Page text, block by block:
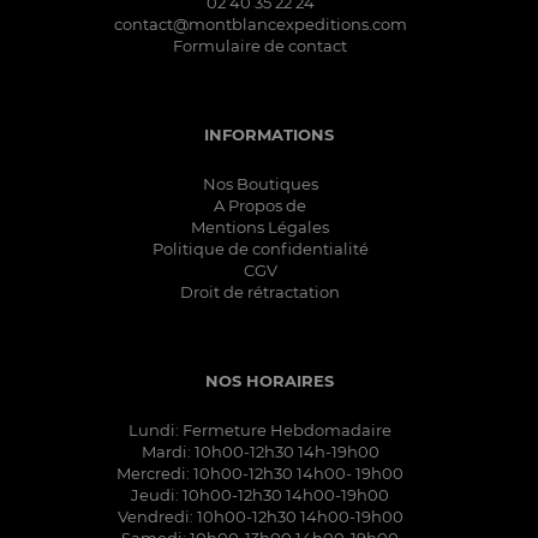
contact@montblancexpeditions.com
Formulaire de contact
INFORMATIONS
Nos Boutiques
A Propos de
Mentions Légales
Politique de confidentialité
CGV
Droit de rétractation
NOS HORAIRES
Lundi: Fermeture Hebdomadaire
Mardi: 10h00-12h30 14h-19h00
Mercredi: 10h00-12h30 14h00- 19h00
Jeudi: 10h00-12h30 14h00-19h00
Vendredi: 10h00-12h30 14h00-19h00